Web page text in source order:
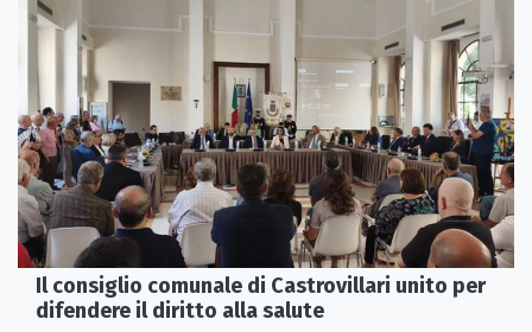
Il consiglio comunale di Castrovillari unito per
difendere il diritto alla salute